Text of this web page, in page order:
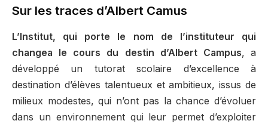
Sur les traces d’Albert Camus
L’Institut, qui porte le nom de l’instituteur qui
changea le cours du destin d’Albert Campus, a
développé un tutorat scolaire d’excellence à
destination d’élèves talentueux et ambitieux, issus de
milieux modestes, qui n’ont pas la chance d’évoluer
dans un environnement qui leur permet d’exploiter